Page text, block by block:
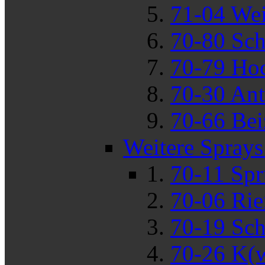
71-04
70-80
70-79
70-30
70-66
Weitere
70-11
70-06
70-19
70-26